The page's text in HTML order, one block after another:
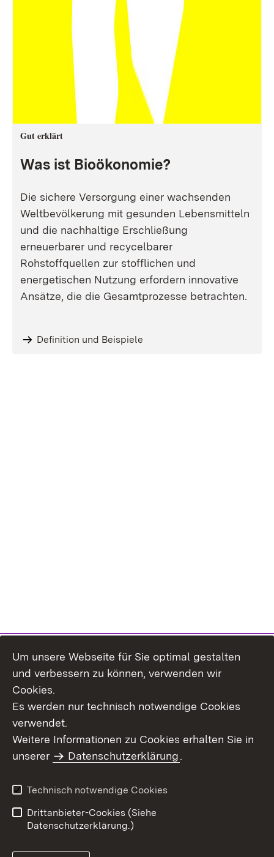
Gut erklärt
Was ist Bioökonomie?
Die sichere Versorgung einer wachsenden
Weltbevölkerung mit gesunden Lebensmitteln
und die nachhaltige Erschließung
erneuerbarer und recycelbarer
Rohstoffquellen zur stofflichen und
energetischen Nutzung erfordern innovative
Ansätze, die die Gesamtprozesse betrachten.
Definition und Beispiele
Themenübersicht
Barrierefreiheit
Um unsere Webseite für Sie optimal gestalten
und verbessern zu können, verwenden wir
Cookies.
Es werden nur technisch notwendige Cookies
verwendet.
Weitere Informationen zu Cookies erhalten Sie in
unserer
Datenschutzerklärung.
Technisch notwendige Cookies
Drittanbieter-Cookies (Siehe
Datenschutzerklärung.)